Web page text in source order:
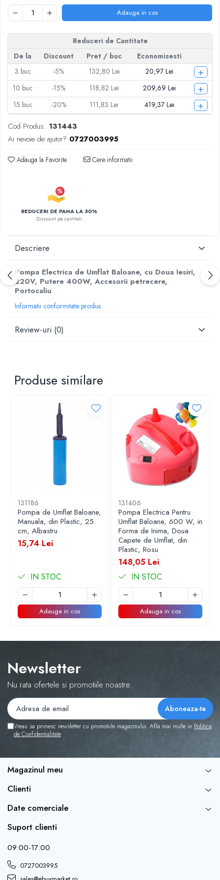
Articole pentru Iluminat
Corpuri de iluminat
Lampi de veghe
Transport şi Ridicat
Pelerine, Umbrele si Accesorii
Videoproiectoare
Adauga in cos
Reduceri de Cantitate
De la
Discount Pret / buc
Economisesti
3 buc -5% 132,80 Lei 20,97 Lei +
10 buc -15% 118,82 Lei 209,69 Lei +
15 buc -20% 111,83 Lei 419,37 Lei +
Cod Produs: 131443
Ai nevoie de ajutor? 0727003995
Adauga la Favorite Cere informatii
REDUCERI DE PANA LA 30%
Discount pe cantitati
Descriere
Pompa Electrica de Umflat Baloane, cu Doua Iesiri,
220V, Putere 400W, Accesorii petrecere,
Portocaliu
Informatii conformitate produs
Review-uri (0)
Produse similare
131186
Pompa de Umflat Baloane,
Manuala, din Plastic, 25
cm, Albastru
15,74 Lei
IN STOC
Adauga in cos
131406
Pompa Electrica Pentru
Umflat Baloane, 600 W, in
Forma de Inima, Doua
Capete de Umflat, din
Plastic, Rosu
148,05 Lei
IN STOC
Adauga in cos
Newsletter
Nu rata ofertele si promotiile noastre
Vreau sa primesc newsletter cu promotiile magazinului. Afla mai multe in Politica
de Confidentialitate
Magazinul meu
Clienti
Date comerciale
Suport clienti
09:00-17:00
0727003995